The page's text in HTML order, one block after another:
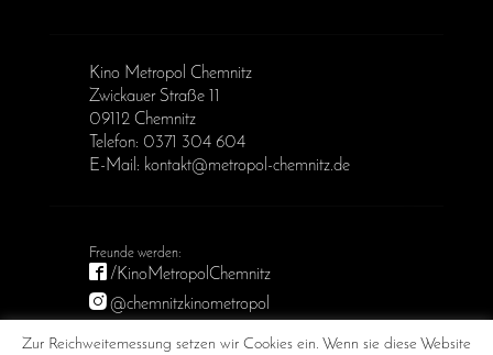
Kino Metropol Chemnitz
Zwickauer Straße 11
09112 Chemnitz
Telefon: 0371 304 604
E-Mail: kontakt@metropol-chemnitz.de
/KinoMetropolChemnitz
@chemnitzkinometropol
Zur Reichweitemessung setzen wir Cookies ein. Wenn sie diese Website